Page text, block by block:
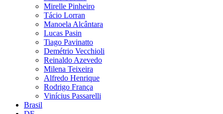
Mirelle Pinheiro
Tácio Lorran
Manoela Alcântara
Lucas Pasin
Tiago Pavinatto
Demétrio Vecchioli
Reinaldo Azevedo
Milena Teixeira
Alfredo Henrique
Rodrigo França
Vinícius Passarelli
Brasil